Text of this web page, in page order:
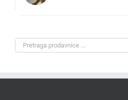
Search
for: